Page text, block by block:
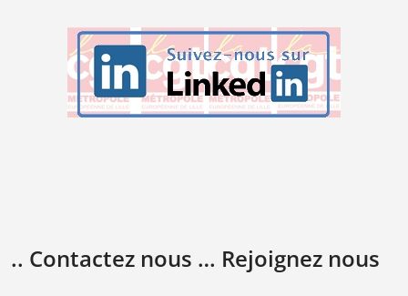
.. Contactez nous … Rejoignez nous